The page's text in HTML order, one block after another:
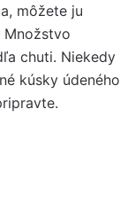
môžete ju
Množstvo
chuti. Niekedy
kúsky údeného